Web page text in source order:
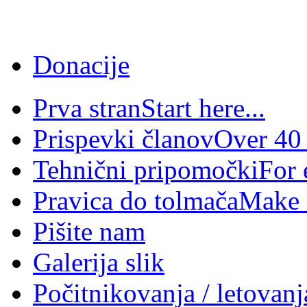
Donacije
Prva stranStart here...
Prispevki članovOver
Tehnični pripomočkiFor
Pravica do tolmača
Pišite nam
Galerija slik
Počitnikovanja /